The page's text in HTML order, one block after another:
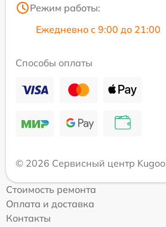
Режим работы:
Ежедневно с 9:00 до 21:00
Способы оплаты
© 2026 Сервисный центр Kugoo
Стоимость ремонта
Оплата и доставка
Контакты